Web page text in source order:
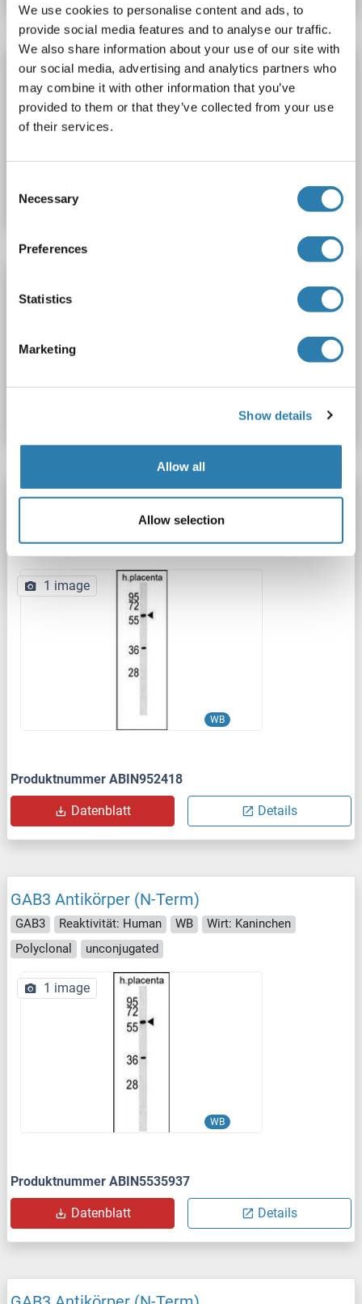
We use cookies to personalise content and ads, to
provide social media features and to analyse our traffic.
We also share information about your use of our site with
our social media, advertising and analytics partners who
may combine it with other information that you’ve
provided to them or that they’ve collected from your use
of their services.
Selection
Necessary
Preferences
Statistics
Marketing
Show details
Allow all
Allow selection
GAB3 Antikörper (AA 30-58) (PE)
GAB3 Reaktivität: Human WB, ELISA
Wirt: Kaninchen
Polyclonal
Produktnummer ABIN1897043
Datenblatt
GAB3 Reaktivität: Human, Maus, Ratte
WB, IHC, ELISA
Details
GAB3 Antikörper (N-Term)
Reaktivität: Human WB, EIA
Polyclonal
unconjugated
WB
1 image
Produktnummer ABIN952418
Datenblatt Details
GAB3 Antikörper (N-Term)
GAB3 Reaktivität: Human WB
Wirt: Kaninchen
Polyclonal
unconjugated
WB
1 image
Produktnummer ABIN5535937
Datenblatt Details